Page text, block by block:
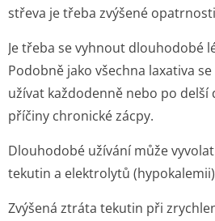
střeva je třeba zvýšené
Je třeba se vyhnout dlouhodobé
Podobně jako všechna laxativa
užívat každodenně nebo po delší
příčiny chronické zácpy.
Dlouhodobé užívání může
tekutin a elektrolytů
Zvýšená ztráta tekutin při